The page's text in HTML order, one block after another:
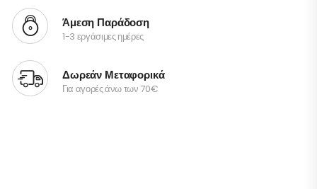
Άμεση Παράδοση
1-3 εργάσιμες ημέρες
Δωρεάν Μεταφορικά
Για αγορές άνω των 70€